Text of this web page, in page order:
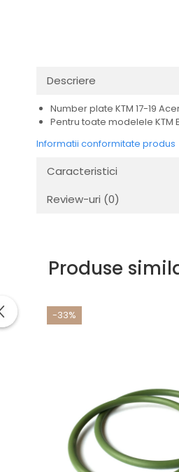
Descriere
Number plate KTM 17-19
Pentru toate modelele KTM
Informatii conformitate produs
Caracteristici
Review-uri (0)
Produse
-33%